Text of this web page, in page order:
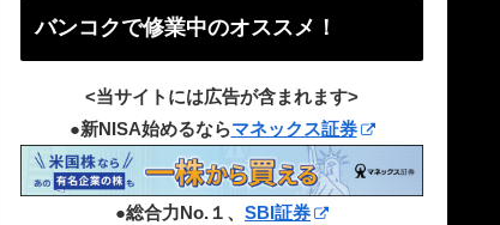
バンコクで修業中のオススメ！
<当サイトには広告が含まれます>
●新NISA始めるならマネックス証券
●総合力No.１、 SBI証券